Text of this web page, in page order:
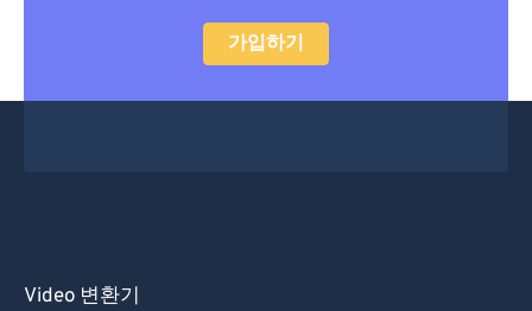
가입하기
Video 변환기